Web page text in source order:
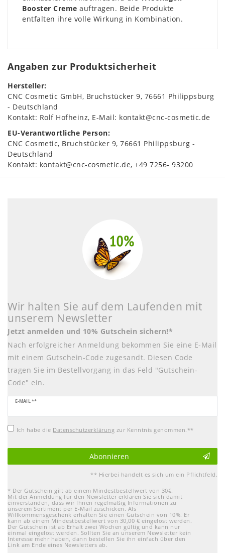
Booster Creme auftragen. Beide Produkte
entfalten ihre volle Wirkung in Kombination.
Angaben zur Produktsicherheit
Hersteller:
CNC Cosmetic GmbH Bruchstücker 9 76661 Philippsburg
Deutschland
Kontakt: Rolf Hofheinz E-Mail: kontakt@cnc-cosmetic.de
EU-Verantwortliche Person:
CNC Cosmetic Bruchstücker 9 76661 Philippsburg
Deutschland
Kontakt: kontakt@cnc-cosmetic.de +49 7256- 93200
Wir halten Sie auf dem Laufenden mit
unserem Newsletter
Jetzt anmelden und 10% Gutschein sichern!*
Nach erfolgreicher Anmeldung bekommen Sie eine E-Mail
mit einem Gutschein-Code zugesandt. Diesen Code
tragen Sie im Bestellvorgang in das Feld "Gutschein-
Code" ein.
E-MAIL **
Newsletter
Honig
Ich habe die Daten­schutz­erklärung zur Kenntnis genommen.**
Abonnieren
** Hierbei handelt es sich um ein Pflichtfeld.
* Der Gutschein gilt ab einem Mindestbestellwert von 30€.
Mit der Anmeldung für den Newsletter erklären Sie sich damit
einverstanden, dass wir Ihnen regelmäßig Informationen zu
unserem Sortiment per E-Mail zuschicken. Als
Willkommensgeschenk erhalten Sie einen Gutschein von 10%. Er
kann ab einem Mindestbestellwert von 30,00 € eingelöst werden.
Der Gutschein ist ab Erhalt zwei Wochen gültig und kann nur
einmal eingelöst werden. Sollten Sie an unserem Newsletter kein
Interesse mehr haben, dann bestellen Sie ihn einfach über den
Link am Ende eines Newsletters ab.